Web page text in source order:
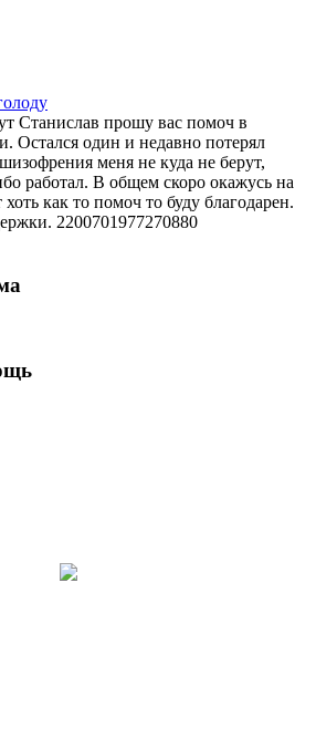
Станислав прошу вас помоч в
Остался один и недавно потерял
меня не куда не берут,
работал. В общем скоро окажусь на
как то помоч то буду благодарен.
2200701977270880